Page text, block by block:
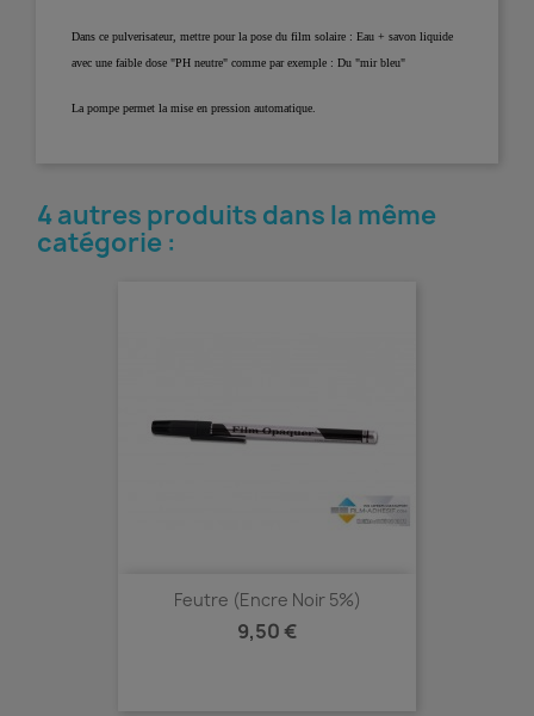
Dans ce pulverisateur, mettre pour la pose du film solaire : Eau + savon liquide
avec une faible dose "PH neutre" comme par exemple : Du "mir bleu"
La pompe permet la mise en pression automatique.
4 autres produits dans la même
catégorie :
Feutre (Encre Noir 5%)
Prix
9,50 €